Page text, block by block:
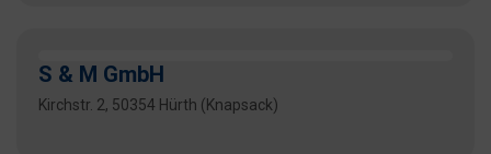
S & M GmbH
Kirchstr. 2, 50354 Hürth (Knapsack)